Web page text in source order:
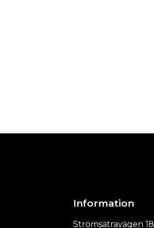
Information
Strömsätravägen 18